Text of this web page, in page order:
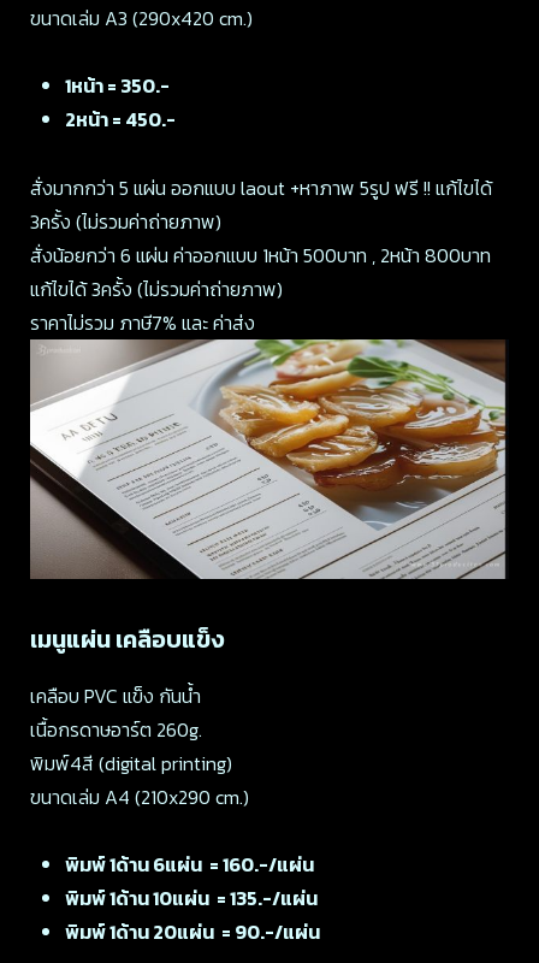
ขนาดเล่ม A3 (290x420 cm.)
1หน้า = 350.-
2หน้า = 450.-
สั่งมากกว่า 5 แผ่น ออกแบบ laout +หาภาพ 5รูป ฟรี !! แก้ไขได้
3ครั้ง (ไม่รวมค่าถ่ายภาพ)
สั่งน้อยกว่า 6 แผ่น ค่าออกแบบ 1หน้า 500บาท , 2หน้า 800บาท
แก้ไขได้ 3ครั้ง (ไม่รวมค่าถ่ายภาพ)
ราคาไม่รวม ภาษี7% และ ค่าส่ง
เมนูแผ่น เคลือบแข็ง
เคลือบ PVC แข็ง กันน้ำ
เนื้อกรดาษอาร์ต 260g.
พิมพ์4สี (digital printing)
ขนาดเล่ม A4 (210x290 cm.)
พิมพ์ 1ด้าน 6แผ่น = 160.-/แผ่น
พิมพ์ 1ด้าน 10แผ่น = 135.-/แผ่น
พิมพ์ 1ด้าน 20แผ่น = 90.-/แผ่น